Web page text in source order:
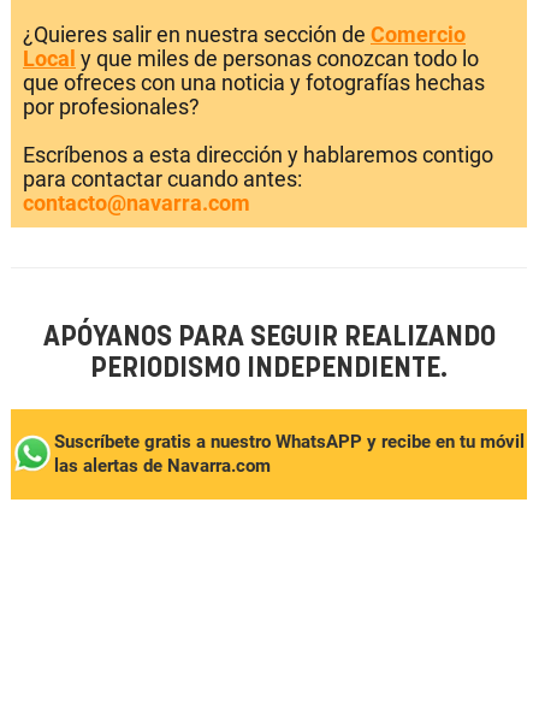
¿Quieres salir en nuestra sección de Comercio
Local y que miles de personas conozcan todo lo
que ofreces con una noticia y fotografías hechas
por profesionales?
Escríbenos a esta dirección y hablaremos contigo
para contactar cuando antes:
contacto@navarra.com
APÓYANOS PARA SEGUIR REALIZANDO
PERIODISMO INDEPENDIENTE.
Suscríbete gratis a nuestro WhatsAPP y recibe en tu móvil
las alertas de Navarra.com